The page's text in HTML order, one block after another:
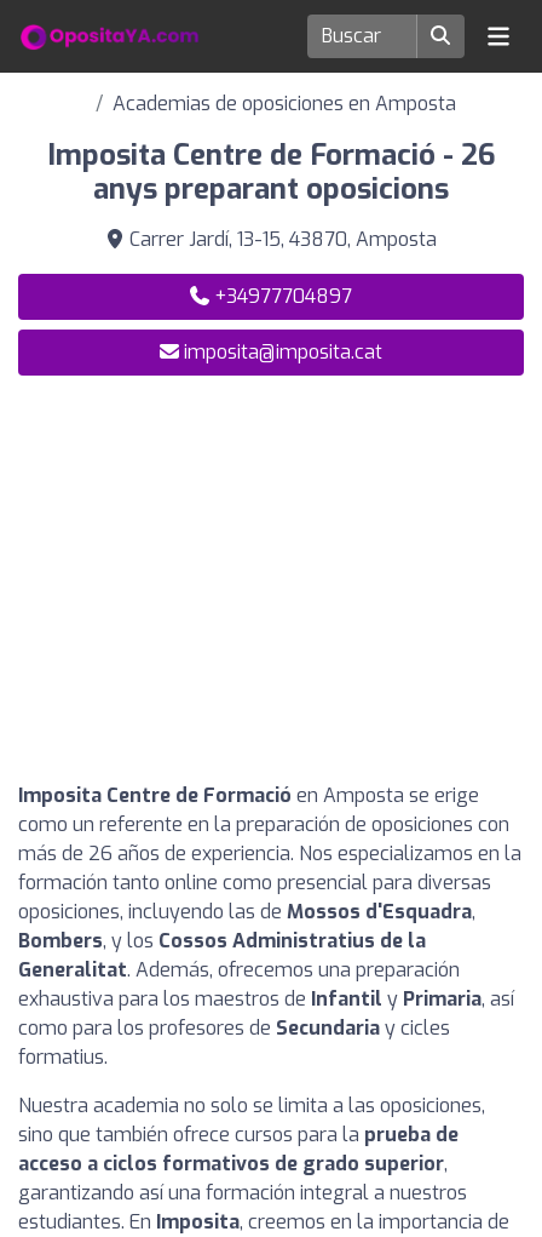
Academias de oposiciones en Amposta
Imposita Centre de Formació - 26
anys preparant oposicions
Carrer Jardí, 13-15, 43870, Amposta
+34977704897
imposita@imposita.cat
Imposita Centre de Formació en Amposta se erige
como un referente en la preparación de oposiciones con
más de 26 años de experiencia. Nos especializamos en la
formación tanto online como presencial para diversas
oposiciones, incluyendo las de Mossos d'Esquadra,
Bombers, y los Cossos Administratius de la
Generalitat. Además, ofrecemos una preparación
exhaustiva para los maestros de Infantil y Primaria, así
como para los profesores de Secundariay cicles
formatius.
Nuestra academia no solo se limita a las oposiciones,
sino que también ofrece cursos para la prueba de
acceso a ciclos formativos de grado superior,
garantizando así una formación integral a nuestros
estudiantes. En Imposita, creemos en la importancia de